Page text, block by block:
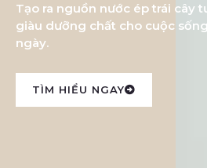
Tạo ra nguồn nước ép trái cây
giàu dưỡng chất cho cuộc
ngày.
TÌM HIỂU NGAY